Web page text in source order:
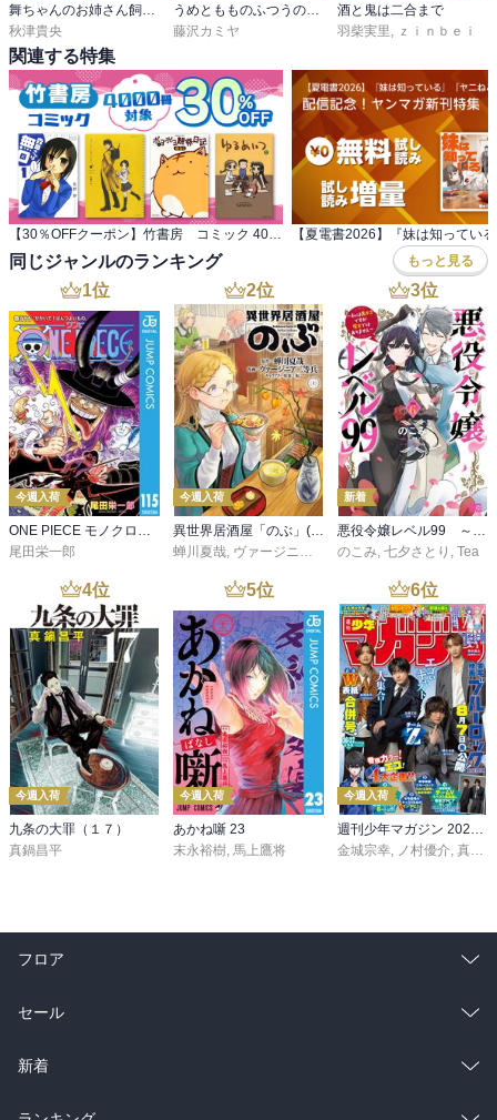
舞ちゃんのお姉さん飼育ごはん。
秋津貴央
うめともものふつうの暮らし
藤沢カミヤ
酒と鬼は二合まで
羽柴実里 , ｚｉｎｂｅｉ
関連する特集
【30％OFFクーポン】竹書房 コミック 4000冊対象
同じジャンルのランキング もっと見る
1位
今週入荷
尾田栄一郎
2位
今週入荷
蝉川夏哉 ヴァージニア二等兵 ,転
3位
新着
のこみ 七夕さとり Tea
4位
今週入荷
九条の大罪（１７）
真鍋昌平
5位
今週入荷
あかね噺 23
末永裕樹, 馬上鷹将
6位
今週入荷
週刊少年マガジン 2026年36・37号[2026年8月5日発売]
金城宗幸, ノ村優介, 真島ヒロ
フロア
総合
ラノベ
雑誌・グラビア
セール
総合
ラノベ
新着